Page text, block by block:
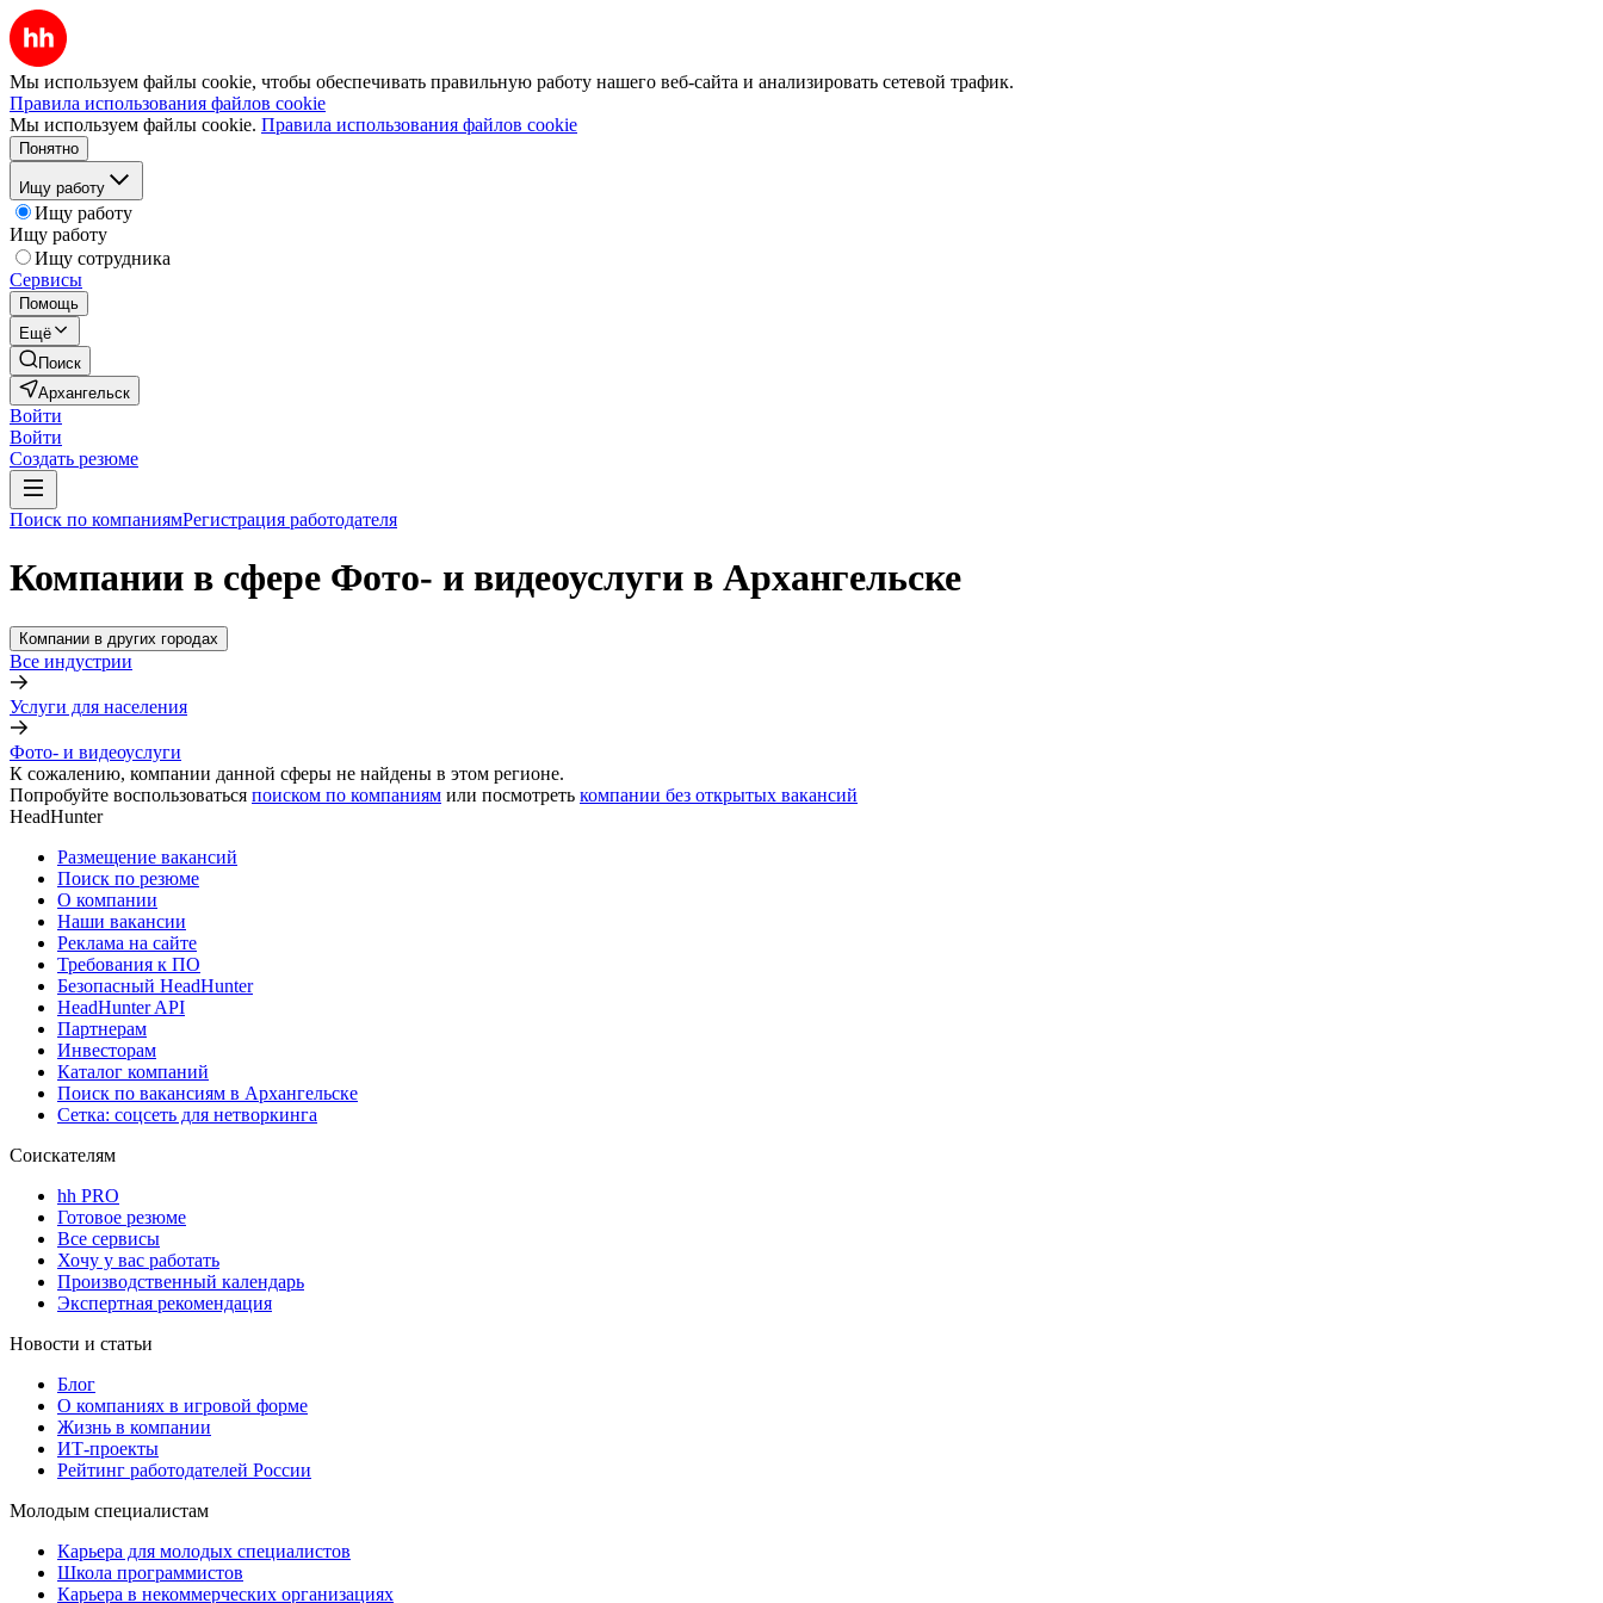
Мы используем файлы cookie, чтобы обеспечивать правильную работу нашего веб-сайта и анализировать сетевой трафик.
Правила использования файлов cookie
Мы используем файлы cookie. Правила использования файлов cookie
Понятно
Ищу работу
Ищу работу
Ищу работу
Ищу сотрудника
Сервисы
Помощь
Ещё
Поиск
Архангельск
Войти
Войти
Создать резюме
Поиск по компаниямРегистрация работодателя
Компании в сфере Фото- и видеоуслуги в Архангельске
Компании в других городах
Все индустрии
Услуги для населения
Фото- и видеоуслуги
К сожалению, компании данной сферы не найдены в этом регионе.
Попробуйте воспользоваться поиском по компаниям или посмотреть компании без открытых вакансий
HeadHunter
Размещение вакансий
Поиск по резюме
О компании
Наши вакансии
Реклама на сайте
Требования к ПО
Безопасный HeadHunter
HeadHunter API
Партнерам
Инвесторам
Каталог компаний
Поиск по вакансиям в Архангельске
Сетка: соцсеть для нетворкинга
Соискателям
hh PRO
Готовое резюме
Все сервисы
Хочу у вас работать
Производственный календарь
Экспертная рекомендация
Новости и статьи
Блог
О компаниях в игровой форме
Жизнь в компании
ИТ-проекты
Рейтинг работодателей России
Молодым специалистам
Карьера для молодых специалистов
Школа программистов
Карьера в некоммерческих организациях